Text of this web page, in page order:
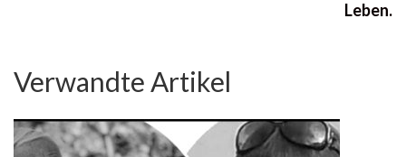
Leben.
Verwandte Artikel